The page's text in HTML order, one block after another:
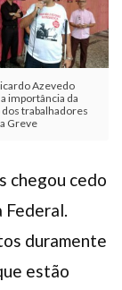
Azevedo
importância da
trabalhadores
Greve
chegou cedo
Federal.
duramente
estão